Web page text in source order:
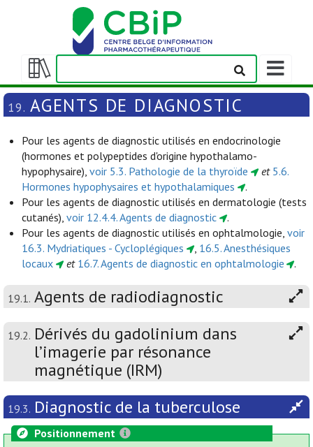
Afficher/masquer
la
table
matières
Afficher/
la
barre
navigation
19. AGENTS DE DIAGNOSTIC
Pour les agents de diagnostic utilisés en endocrinologie
(hormones et polypeptides d'origine hypothalamo-
hypophysaire),voir 5.3. Pathologie de la thyroïde et 5.6.
Hormones hypophysaires et hypothalamiques
.
Pour les agents de diagnostic utilisés en dermatologie (tests
cutanés),voir 12.4.4. Agents de diagnostic
.
Pour les agents de diagnostic utilisés en ophtalmologie,voir
16.3. Mydriatiques - Cycloplégiques
, 16.5. Anesthésiques
locaux
et 16.7. Agents de diagnostic en ophtalmologie .
19.1. Agents de radiodiagnostic
19.2. Dérivés du gadolinium dans
l’imagerie par résonance
magnétique (IRM)
19.3. Diagnostic de la tuberculose
Positionnement